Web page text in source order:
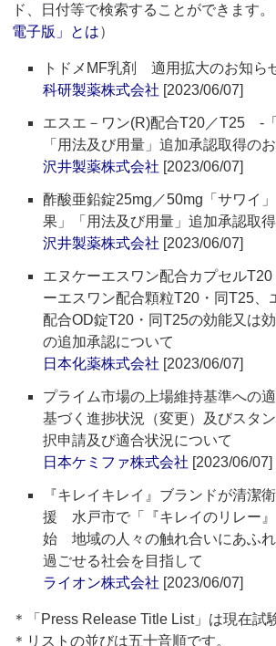
ド、日付等で検索することができます
電子版」とは）
トドメMF乳剤 適用拡大のお知ら
科研製薬株式会社 [2023/06/07]
エスエ－ワン(R)配合T20／T25 ‐
「用法及び用量」追加承認取得の
沢井製薬株式会社 [2023/06/07]
酢酸亜鉛錠25mg／50mg「サワイ
果」「用法及び用量」追加承認取
沢井製薬株式会社 [2023/06/07]
エヌケーエスワン配合カプセル
ーエスワン配合顆粒T20・同T25、
配合OD錠T20・同T25の効能又は
の追加承認について
日本化薬株式会社 [2023/06/07]
プライム市場の上場維持基準への
基づく進捗状況（変更）及びスタ
択申請及び適合状況について
日本ケミファ株式会社 [2023/06/07]
『キレイキレイ』ブランドが清潔
援 水戸市で「『キレイのリレー
始 地域の人々の触れ合いにあふ
過ごせる社会を目指して
ライオン株式会社 [2023/06/07]
＊「Press Release Title List」は現在試
＊リストの並びは五十音順です。